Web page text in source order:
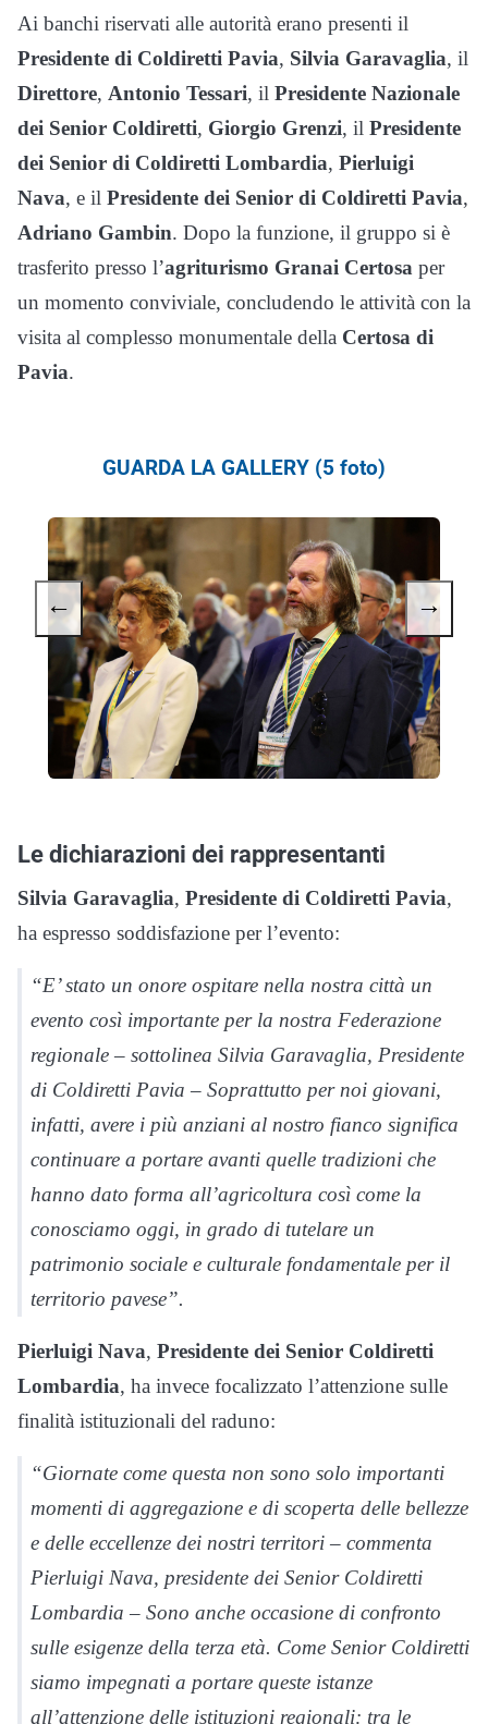
Ai banchi riservati alle autorità erano presenti il
Presidente di Coldiretti Pavia, Silvia Garavaglia, il
Direttore, Antonio Tessari, il Presidente Nazionale
dei Senior Coldiretti, Giorgio Grenzi, il Presidente
dei Senior di Coldiretti Lombardia, Pierluigi
Nava, e il Presidente dei Senior di Coldiretti Pavia,
Adriano Gambin. Dopo la funzione, il gruppo si è
trasferito presso l’agriturismo Granai Certosa per
un momento conviviale, concludendo le attività con la
visita al complesso monumentale della Certosa di
Pavia.
GUARDA LA GALLERY (5 foto)
← →
Le dichiarazioni dei rappresentanti
Silvia Garavaglia, Presidente di Coldiretti Pavia,
ha espresso soddisfazione per l’evento:
“E’ stato un onore ospitare nella nostra città un
evento così importante per la nostra Federazione
regionale – sottolinea Silvia Garavaglia, Presidente
di Coldiretti Pavia – Soprattutto per noi giovani,
infatti, avere i più anziani al nostro fianco significa
continuare a portare avanti quelle tradizioni che
hanno dato forma all’agricoltura così come la
conosciamo oggi, in grado di tutelare un
patrimonio sociale e culturale fondamentale per il
territorio pavese”.
Pierluigi Nava, Presidente dei Senior Coldiretti
Lombardia, ha invece focalizzato l’attenzione sulle
finalità istituzionali del raduno:
“Giornate come questa non sono solo importanti
momenti di aggregazione e di scoperta delle bellezze
e delle eccellenze dei nostri territori – commenta
Pierluigi Nava, presidente dei Senior Coldiretti
Lombardia – Sono anche occasione di confronto
sulle esigenze della terza età. Come Senior Coldiretti
siamo impegnati a portare queste istanze
all’attenzione delle istituzioni regionali: tra le